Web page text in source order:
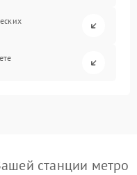
станции метро